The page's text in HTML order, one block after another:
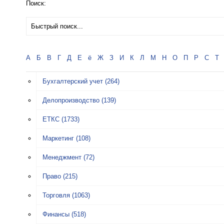
Поиск:
А Б В Г Д Е ё Ж З И К Л М Н О П Р С Т
Бухгалтерский учет (264)
Делопроизводство (139)
ЕТКС (1733)
Маркетинг (108)
Менеджмент (72)
Право (215)
Торговля (1063)
Финансы (518)